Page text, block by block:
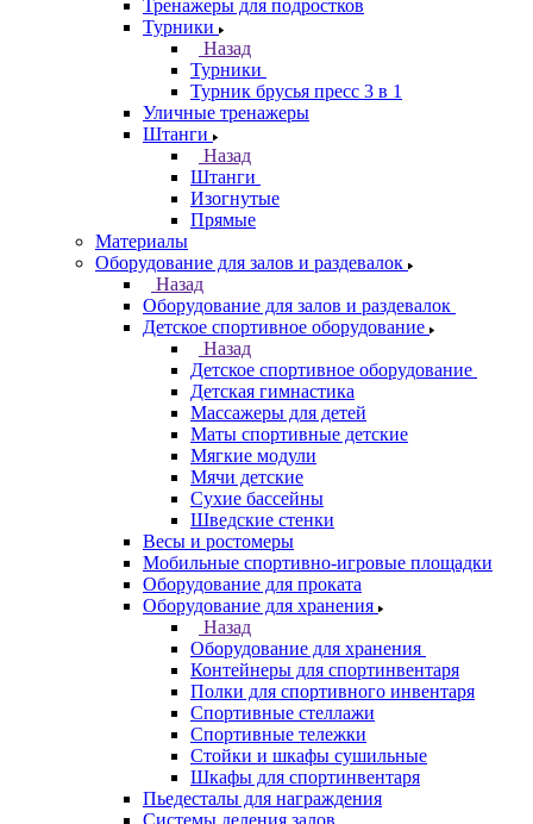
Тренажеры для подростков
Турники
Назад
Турники
Турник брусья пресс 3 в 1
Уличные тренажеры
Штанги
Назад
Штанги
Изогнутые
Прямые
Материалы
Оборудование для залов и раздевалок
Назад
Оборудование для залов и раздевалок
Детское спортивное оборудование
Назад
Детское спортивное оборудование
Детская гимнастика
Массажеры для детей
Маты спортивные детские
Мягкие модули
Мячи детские
Сухие бассейны
Шведские стенки
Весы и ростомеры
Мобильные спортивно-игровые площадки
Оборудование для проката
Оборудование для хранения
Назад
Оборудование для хранения
Контейнеры для спортинвентаря
Полки для спортивного инвентаря
Спортивные стеллажи
Спортивные тележки
Стойки и шкафы сушильные
Шкафы для спортинвентаря
Пьедесталы для награждения
Системы деления залов